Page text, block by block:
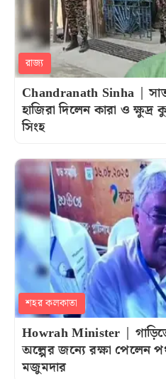
রাজ্য
Chandranath Sinha |
হাজিরা দিলেন কারা ও ক্ষুদ্র
সিংহ
শহর কলকাতা
Howrah Minister |
অল্পের জন্যে রক্ষা পেলেন
মজুমদার